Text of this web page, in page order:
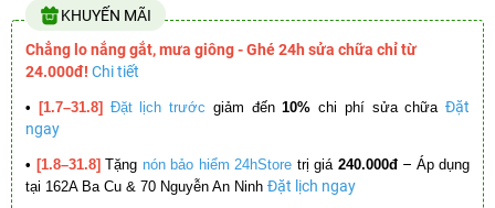
KHUYẾN MÃI
Chẳng lo nắng gắt, mưa giông - Ghé 24h sửa chữa chỉ từ
24.000đ! Chi tiết
• [1.7–31.8] Đặt lịch trước giảm đến10% chi phí sửa chữa Đặt
ngay
• [1.8–31.8] Tặng nón bảo hiểm 24hStore trị giá 240.000đ – Áp dụng
tại 162A Ba Cu & 70 Nguyễn An Ninh Đặt lịch ngay